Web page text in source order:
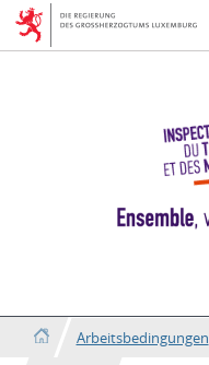
Zur
Navigation
Zum
Inhalt
Arbeitsbedingungen